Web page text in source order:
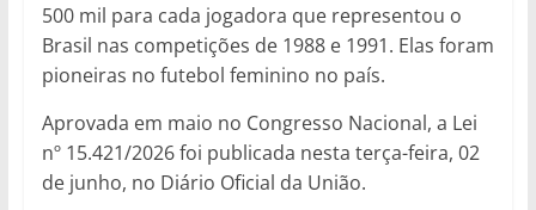
500 mil para cada jogadora que representou o
Brasil nas competições de 1988 e 1991. Elas foram
pioneiras no futebol feminino no país.
Aprovada em maio no Congresso Nacional, a Lei
nº 15.421/2026 foi publicada nesta terça-feira, 02
de junho, no Diário Oficial da União.